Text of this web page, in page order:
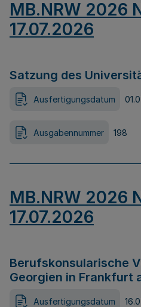
MB.NRW 2026
17.07.2026
Satzung des
Ausfertigungsdatum
Ausgabennummer 198
MB.NRW 2026
17.07.2026
Berufskonsularische
Georgien in Frankfurt
Ausfertigungsdatum